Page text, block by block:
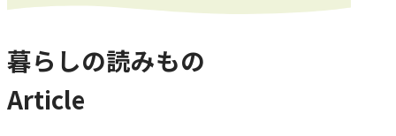
暮らしの読みもの
Article